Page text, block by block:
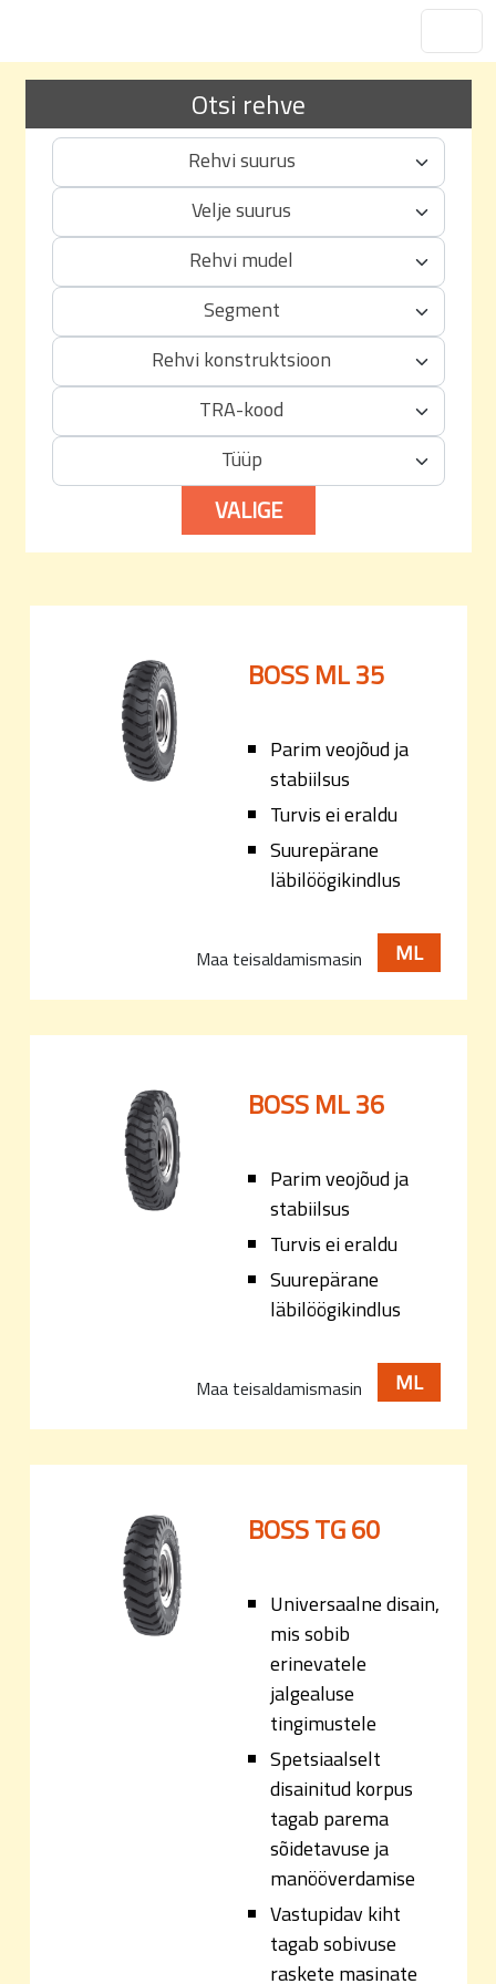
Otsi rehve
Rehvi suurus
Velje suurus
Rehvi mudel
Segment
Rehvi konstruktsioon
TRA-kood
Tüüp
VALIGE
BOSS ML 35
Parim veojõud ja
stabiilsus
Turvis ei eraldu
Suurepärane
läbilöögikindlus
Maa teisaldamismasin ML
BOSS ML 36
Parim veojõud ja
stabiilsus
Turvis ei eraldu
Suurepärane
läbilöögikindlus
Maa teisaldamismasin ML
BOSS TG 60
Universaalne disain,
mis sobib
erinevatele
jalgealuse
tingimustele
Spetsiaalselt
disainitud korpus
tagab parema
sõidetavuse ja
manööverdamise
Vastupidav kiht
tagab sobivuse
raskete masinate